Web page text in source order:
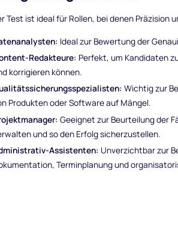
Test ist ideal für Rollen, bei denen
Ideal zur Bewertung der
Redakteure: Perfekt, um Kandidaten
korrigieren können.
Wichtig zur
Produkten oder Software auf Mängel.
Geeignet zur Beurteilung der
und so den Erfolg sicherzustellen.
Assistenten: Unverzichtbar zur
Terminplanung und